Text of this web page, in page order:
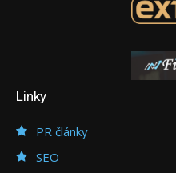
Linky
PR články
SEO